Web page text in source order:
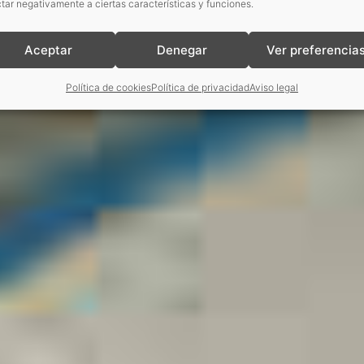
negativamente a ciertas características y funciones.
Aceptar Denegar Ver
Política de cookiesPolítica de privacidadAviso legal